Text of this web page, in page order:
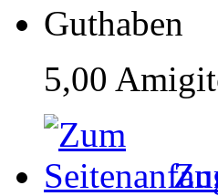
Guthaben
5,00